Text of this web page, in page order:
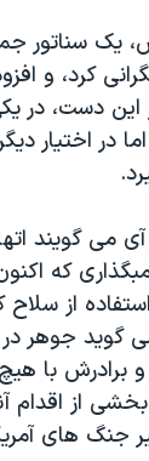
یک سناتور
کرد، و
این دست، در
در اختیار
می گویند
که
از
جوهر در
برادرش با
از اقدام
جنگ های